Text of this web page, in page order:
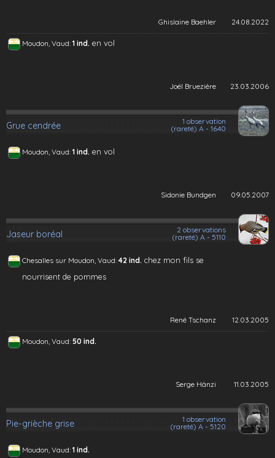
Ghislaine Baehler 24.08.2022
Moudon, Vaud: 1 ind. en vol
Joël Bruezière 23.03.2006
Grue cendrée
1 observation
(rareté) A - 1640
Moudon, Vaud: 1 ind. en vol
Sidonie Bundgen 09.05.2007
Jaseur boréal
2 observations
(rareté) A - 5110
Chesalles sur Moudon, Vaud: 42 ind. chez mon fils se
nourrisent de pommes
René Tschanz 12.03.2005
Moudon, Vaud: 50 ind.
Serge Hänzi 11.03.2005
Pie-grièche grise
1 observation
(rareté) A - 5120
Moudon, Vaud: 1 ind.